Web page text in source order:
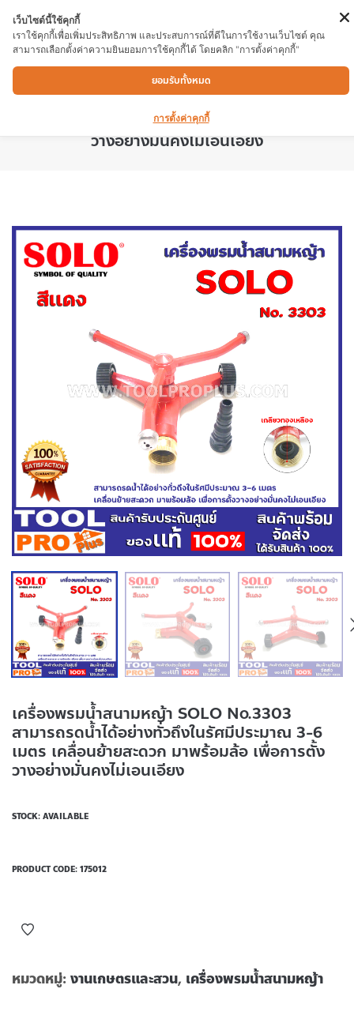
เครื่องพรมน้ำสนามหญ้า SOLO No.3303
สามารถรดน้ำได้อย่างทั่วถึงในรัศมีประมาณ 3-6
เมตร เคลื่อนย้ายสะดวก มาพร้อมล้อ เพื่อการตั้ง
วางอย่างมั่นคงไม่เอนเอียง
เครื่องพรมน้ำสนามหญ้า SOLO No.3303
สามารถรดน้ำได้อย่างทั่วถึงในรัศมีประมาณ 3-6
เมตร เคลื่อนย้ายสะดวก มาพร้อมล้อ เพื่อการตั้ง
วางอย่างมั่นคงไม่เอนเอียง
STOCK: AVAILABLE
PRODUCT CODE: 175012
หมวดหมู่: งานเกษตรและสวน, เครื่องพรมน้ำสนามหญ้า
เว็บไซต์นี้ใช้คุกกี้
เราใช้คุกกี้เพื่อเพิ่มประสิทธิภาพ และประสบการณ์ที่ดีในการใช้งานเว็บไซต์ คุณ
สามารถเลือกตั้งค่าความยินยอมการใช้คุกกี้ได้ โดยคลิก "การตั้งค่าคุกกี้"
ยอมรับทั้งหมด
การตั้งค่าคุกกี้